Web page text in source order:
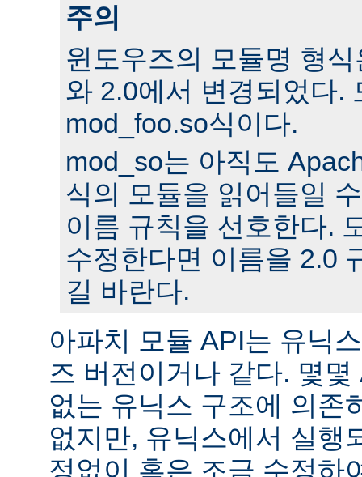
주의
윈도우즈의 모듈명 형
와 2.0에서 변경되었다.
mod_foo.so식이다.
mod_so는 아직도
식의 모듈을 읽어들일
이름 규칙을 선호한다.
수정한다면 이름을 2.0
길 바란다.
아파치 모듈 API는 유닉
즈 버전이거나 같다. 몇
없는 유닉스 구조에 의존
없지만, 유닉스에서 실행
정없이 혹은 조금 수정하